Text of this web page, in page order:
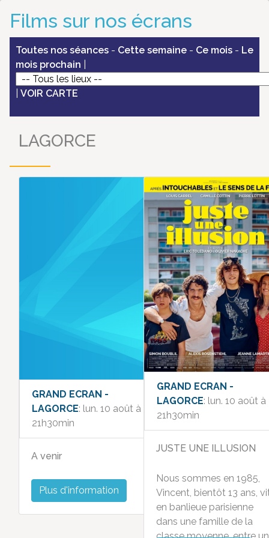
Films sur nos écrans
Toutes nos séances - Cette semaine - Ce mois - Le
mois prochain
VOIR CARTE
LAGORCE
GRAND ECRAN -
LAGORCE: lun. 10 août à
21h30min
A venir
Plus d'information
GRAND ECRAN -
LAGORCE: lun. 10 août à
21h30min
JUSTE UNE ILLUSION
Nous sommes en 1985,
Vincent, bientôt 13 ans,
en banlieue parisienne
dans une famille de la